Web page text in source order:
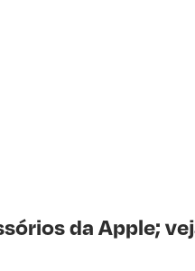
da Apple;